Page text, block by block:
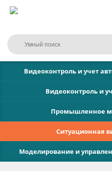
Видеоконтроль и учет
Видеоконтроль и
Промышленное
Ситуационная
Моделирование и